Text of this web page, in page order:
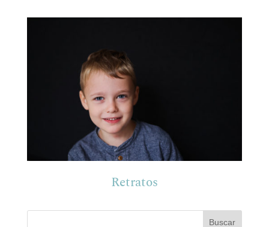
Retratos